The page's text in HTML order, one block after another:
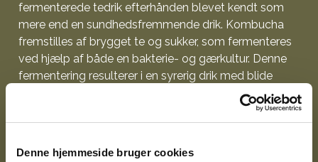
Denne hjemmeside bruger cookies
fermenterede tedrik efterhånden blevet kendt som
mere end en sundhedsfremmende drik. Kombucha
fremstilles af brygget te og sukker, som fermenteres
ved hjælp af både en bakterie- og gærkultur. Denne
fermentering resulterer i en syrerig drik med blide
bobler, en smule sødme og et aromatisk udtryk,
og kombuchaen kan smagssættes med alt fra kaffe
til mange forskellige frugter. Kombuchaens meget